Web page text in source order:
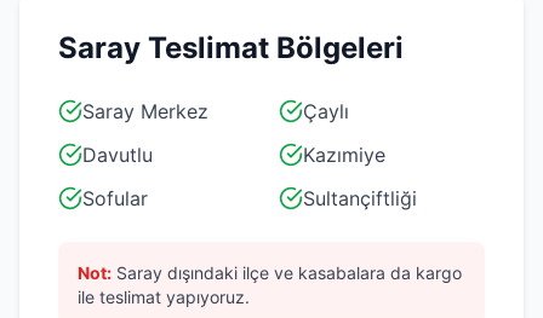
Saray Teslimat Bölgeleri
Saray Merkez
Çaylı
Davutlu
Kazımiye
Sofular
Sultançiftliği
Not: Saray dışındaki ilçe ve kasabalara da kargo
ile teslimat yapıyoruz.